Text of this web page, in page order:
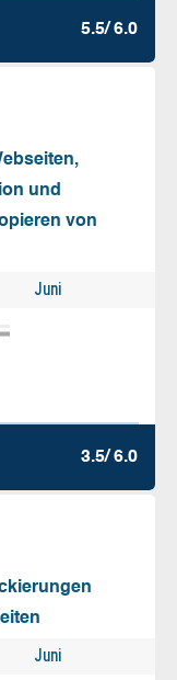
5.5/ 6.0
und
von
Juni
3.5/ 6.0
Juni